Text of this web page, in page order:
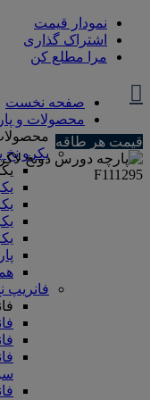
نمودار قیمت
اشتراک گذاری
مرا مطلع کن
صفحه نخست
محصولات و
یکرو نخ
فانریپ
قیمت هر طاقه